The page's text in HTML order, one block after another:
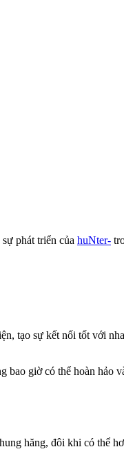
sự phát triển của huNter-
tạo sự kết nối tốt với
giờ có thể hoàn hảo
hăng, đôi khi có thể